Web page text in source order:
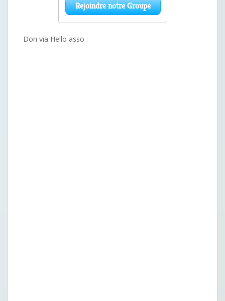
Don via Hello asso :